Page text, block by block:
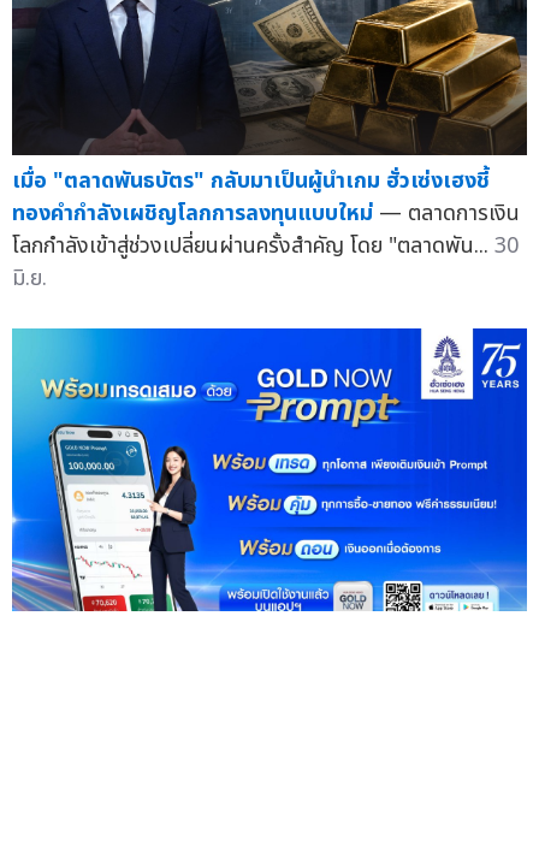
เมื่อ "ตลาดพันธบัตร" กลับมาเป็นผู้นำเกม ฮั่วเซ่งเฮงชี้
ทองคำกำลังเผชิญโลกการลงทุนแบบใหม่ — ตลาดการเงิน
โลกกำลังเข้าสู่ช่วงเปลี่ยนผ่านครั้งสำคัญ โดย "ตลาดพัน... 30
มิ.ย.